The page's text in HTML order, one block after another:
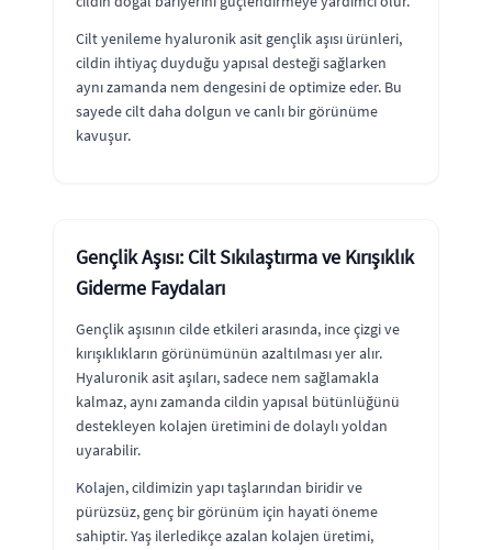
Cilt yenileme hyaluronik asit gençlik aşısı ürünleri,
cildin ihtiyaç duyduğu yapısal desteği sağlarken
aynı zamanda nem dengesini de optimize eder. Bu
sayede cilt daha dolgun ve canlı bir görünüme
kavuşur.
Gençlik Aşısı: Cilt Sıkılaştırma ve Kırışıklık
Giderme Faydaları
Gençlik aşısının cilde etkileri arasında, ince çizgi ve
kırışıklıkların görünümünün azaltılması yer alır.
Hyaluronik asit aşıları, sadece nem sağlamakla
kalmaz, aynı zamanda cildin yapısal bütünlüğünü
destekleyen kolajen üretimini de dolaylı yoldan
uyarabilir.
Kolajen, cildimizin yapı taşlarından biridir ve
pürüzsüz, genç bir görünüm için hayati öneme
sahiptir. Yaş ilerledikçe azalan kolajen üretimi,